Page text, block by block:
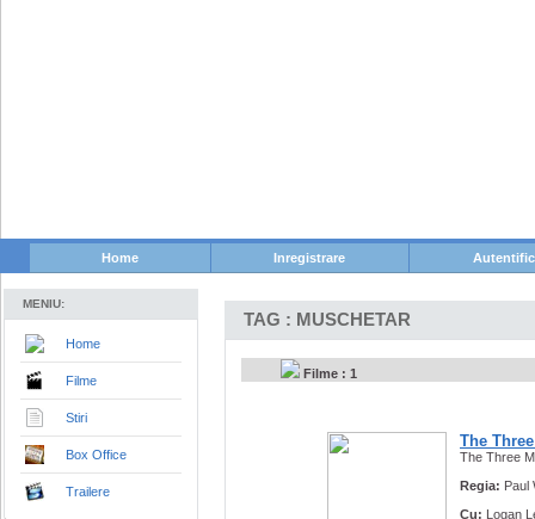
Home Inregistrare
MENIU:
Home
Filme
Stiri
Box Office
Trailere
TAG : MUSCHETAR
Filme : 1
The
The Three
Regia: Paul
Cu: Logan